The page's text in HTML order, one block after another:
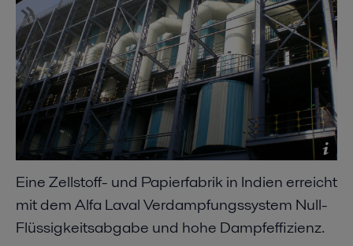
Eine Zellstoff- und Papierfabrik in Indien erreicht
mit dem Alfa Laval Verdampfungssystem Null-
Flüssigkeitsabgabe und hohe Dampfeffizienz.